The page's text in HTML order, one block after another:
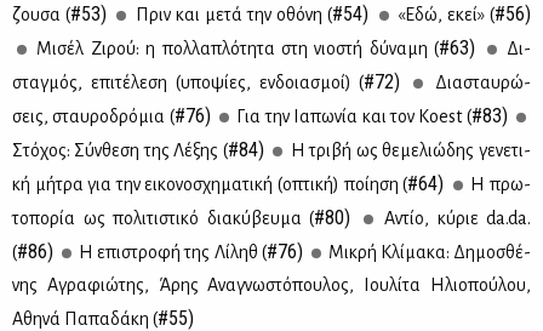
ζου­σα (#53) Πριν και με­τά την οθό­νη (#54) «Εδώ, εκεί» (#56)
Μι­σέλ Ζι­ρού: η πολ­λα­πλό­τη­τα στη νιο­στή δύ­να­μη (#63)
Δι­
σταγ­μός, επι­τέ­λε­ση (υπο­ψί­ες, εν­δοια­σμοί) (#72)
Δια­σταυ­ρώ­
σεις, σταυ­ρο­δρό­μια (#76) Για την Ια­πω­νία και τον Koest (#83)
Στό­χος: Σύν­θε­ση της Λέ­ξης (#84)
Η τρι­βή ως θε­με­λιώ­δης γε­νε­τι­
κή μή­τρα για την ει­κο­νο­σχη­μα­τι­κή (οπτι­κή) ποί­η­ση (#64)
Η πρω­
το­πο­ρία ως πο­λι­τι­στι­κό δια­κύ­βευ­μα (#80)
Αντίο, κύ­ριε da.​da.
(#86) Η επι­στρο­φή της Λί­ληθ (#76)
Μι­κρή Κλί­μα­κα: Δη­μο­σθέ­
νης Αγρα­φιώ­της, Άρης Ανα­γνω­στό­που­λος, Ιου­λί­τα Ηλιο­πού­λου,
Αθη­νά Πα­πα­δά­κη (#55)